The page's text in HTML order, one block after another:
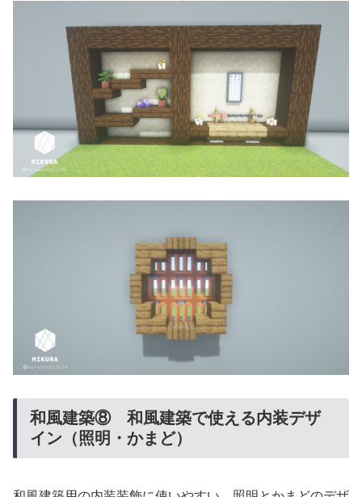
和風建築⑧ 和風建築で使える内装デザ
イン（照明・かまど）